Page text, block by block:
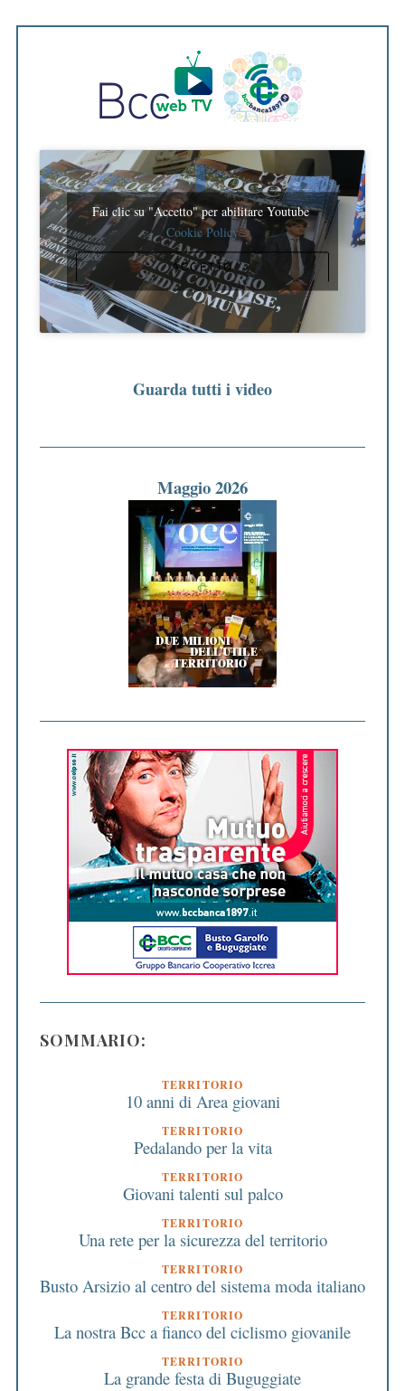
Fai clic su "Accetto" per abilitare Youtube
Cookie Policy
ACCETTO
Guarda tutti i video
Maggio 2026
SOMMARIO:
TERRITORIO
10 anni di Area giovani
TERRITORIO
Pedalando per la vita
TERRITORIO
Giovani talenti sul palco
TERRITORIO
Una rete per la sicurezza del territorio
TERRITORIO
Busto Arsizio al centro del sistema moda italiano
TERRITORIO
La nostra Bcc a fianco del ciclismo giovanile
TERRITORIO
La grande festa di Buguggiate